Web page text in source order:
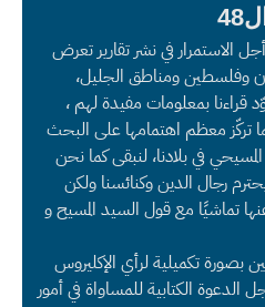
الاستمرار في نشر تقارير تعرض
وفلسطين ومناطق الجليل،
بمعلومات مفيدة لهم ،
تركّز معظم اهتمامها على البحث
في بلادنا، لنبقى كما نحن
رجال الدين وكنائسنا ولكن
تماشيًا مع قول السيد المسيح و
بصورة تكميلية لرأي الإكليروس
الكتابية للمساواة في أمور